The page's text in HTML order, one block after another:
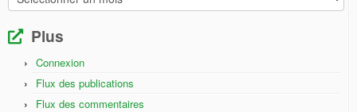
Plus
Connexion
Flux des publications
Flux des commentaires